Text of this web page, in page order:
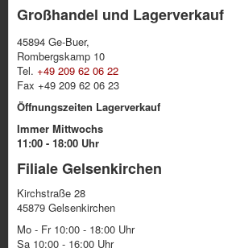
Großhandel und Lagerverkauf
45894 Ge-Buer,
Rombergskamp 10
Tel. +49 209 62 06 22
Fax +49 209 62 06 23
Öffnungszeiten Lagerverkauf
Immer Mittwochs
11:00 - 18:00 Uhr
Filiale Gelsenkirchen
Kirchstraße 28
45879 Gelsenkirchen
Mo - Fr 10:00 - 18:00 Uhr
Sa 10:00 - 16:00 Uhr